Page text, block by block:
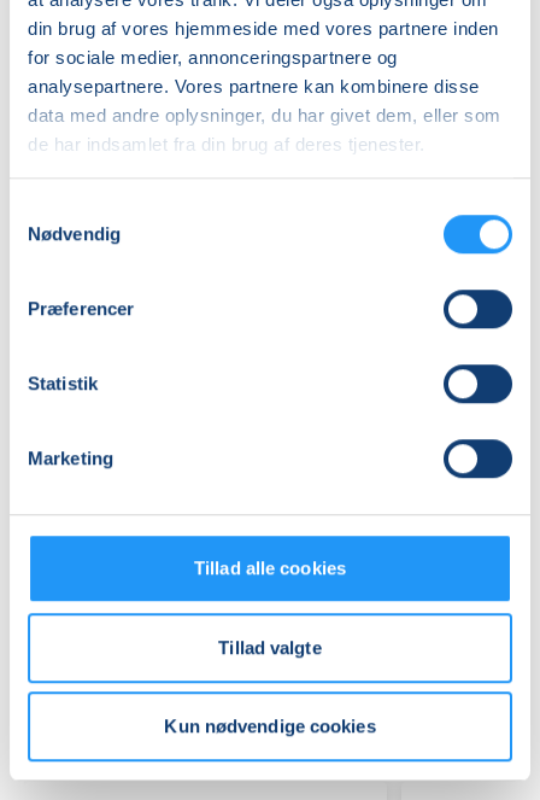
din brug af vores hjemmeside med vores partnere inden
for sociale medier, annonceringspartnere og
analysepartnere. Vores partnere kan kombinere disse
data med andre oplysninger, du har givet dem, eller som
de har indsamlet fra din brug af deres tjenester.
Nødvendig
Præferencer
Statistik
Marketing
Tillad alle cookies
Tillad valgte
Kun nødvendige cookies
462145
Første mødegang
torsdag 27.08.2026, kl. 09.15 - 10.45
Sidste mødegang
15mødegange
LOF Holbæk-Lejre, Sports Allè 5B, 2 TV, 4300
, Holbæk
Se på kort
Praktiske oplysninger
Relaterede hold